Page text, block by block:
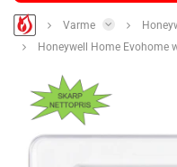
Varme
Honeywell Home Evohome